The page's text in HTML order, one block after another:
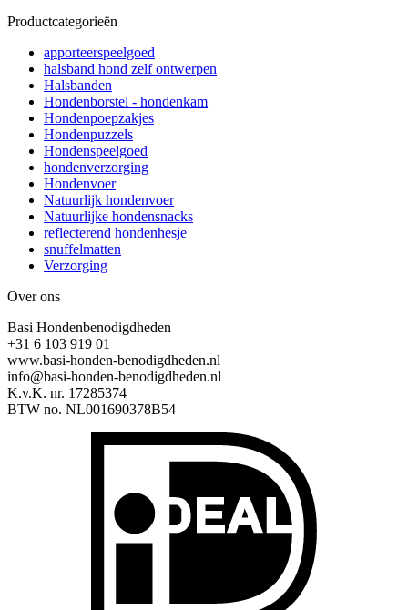
Productcategorieën
apporteerspeelgoed
halsband hond zelf ontwerpen
Halsbanden
Hondenborstel - hondenkam
Hondenpoepzakjes
Hondenpuzzels
Hondenspeelgoed
hondenverzorging
Hondenvoer
Natuurlijk hondenvoer
Natuurlijke hondensnacks
reflecterend hondenhesje
snuffelmatten
Verzorging
Over ons
Basi Hondenbenodigdheden
+31 6 103 919 01
www.basi-honden-benodigdheden.nl
info@basi-honden-benodigdheden.nl
K.v.K. nr. 17285374
BTW no. NL001690378B54